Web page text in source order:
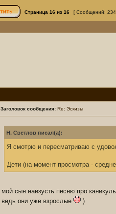
Страница 16 из 16 [ Сообщений:
Заголовок сообщения: Re: Эскизы
Н. Светлов писал(а):
Я смотрю и пересматриваю с
Дети (на момент просмотра -
мой сын наизусть песню про
ведь они уже взрослые
)